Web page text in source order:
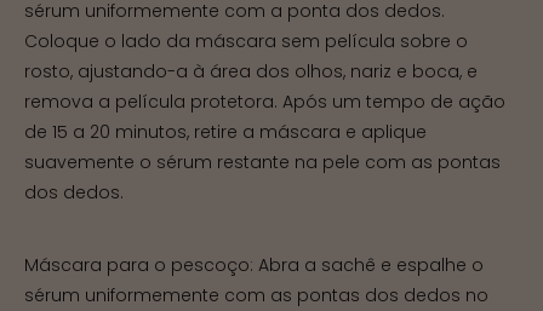
sérum uniformemente com a ponta dos dedos.
Coloque o lado da máscara sem película sobre o
rosto, ajustando-a à área dos olhos, nariz e boca, e
remova a película protetora. Após um tempo de ação
de 15 a 20 minutos, retire a máscara e aplique
suavemente o sérum restante na pele com as pontas
dos dedos.
Máscara para o pescoço: Abra a sachê e espalhe o
sérum uniformemente com as pontas dos dedos no